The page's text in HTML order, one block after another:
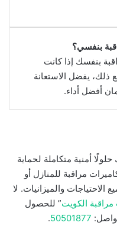
بنفسي؟
بنفسك إذا كانت
ذلك، يفضل الاستعانة
أفضل أداء.
أمنية متكاملة لحماية
مراقبة للمنازل أو
والميزانيات. لا
مراقبة الكويت” للحصول
50501877
.